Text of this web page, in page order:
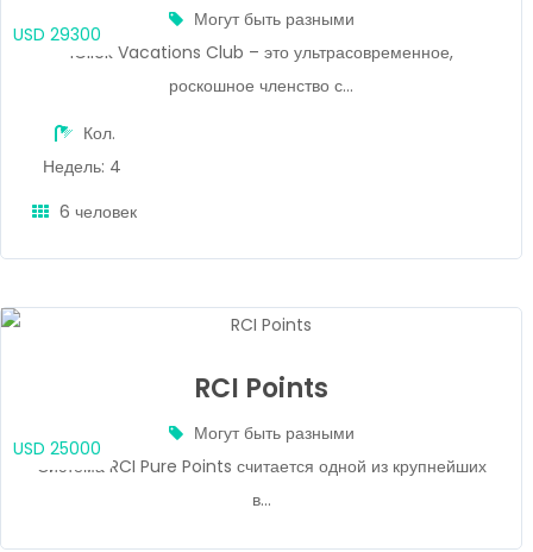
Могут быть разными
1Click Vacations Club – это ультрасовременное,
роскошное членство с...
Кол.
Недель: 4
6 человек
USD 29300
RCI Points
Могут быть разными
Система RCI Pure Points считается одной из крупнейших
в...
USD 25000